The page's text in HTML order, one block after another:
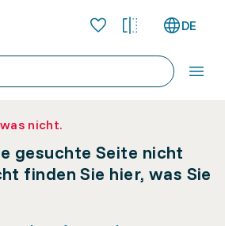
DE
nicht.
gesuchte Seite nicht
finden Sie hier, was Sie